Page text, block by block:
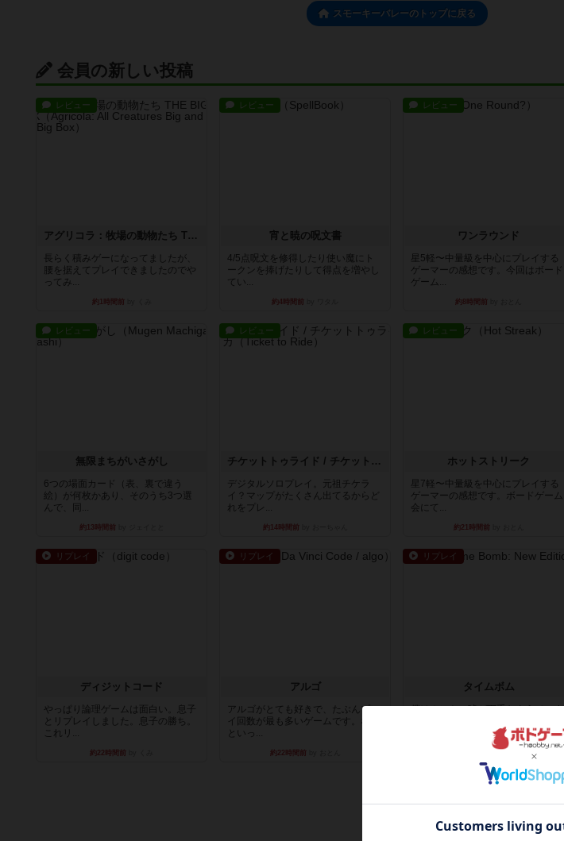
スモーキーバレーのトップに戻る
会員の新しい投稿
レビュー
アグリコラ：牧場の動物たち THE BIG BOX
長らく積みゲーになってましたが、
腰を据えてプレイできましたのでや
ってみ...
約1時間前
レビュー
宵と暁の呪文書
4/5点呪文を修得したり使い魔にト
ークンを捧げたりして得点を増やし
てい...
約4時間前
レビュー
ワンラウンド
星5軽〜中量級を中心にプレイする
ゲーマーの感想です。今回はボード
ゲーム...
約8時間前
レビュー
無限まちがいさがし
6つの場面カード（表、裏で違う
絵）が何枚かあり、そのうち3つ選
んで、同...
約13時間前
レビュー
チケットトゥライド / チケットトゥライドアメリカ
デジタルソロプレイ。元祖チケラ
イ？マップがたくさん出てるからど
れをプレ...
約14時間前
レビュー
ホットストリーク
星7軽〜中量級を中心にプレイする
ゲーマーの感想です。ボードゲーム
会にて...
約21時間前
リプレイ
ディジットコード
やっぱり論理ゲームは面白い。息子
とリプレイしました。息子の勝ち。
これリ...
約22時間前
リプレイ
アルゴ
アルゴがとても好きで、たぶんプレ
イ回数が最も多いゲームです。なん
といっ...
約22時間前
リプレイ
タイムボム
僕はホントに嘘が下手なようで、す